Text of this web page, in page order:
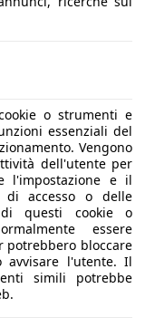
o strumenti e
essenziali del
Vengono
dell'utente per
l'impostazione e il
di accesso o delle
di questi cookie o
essere
potrebbero bloccare
l'utente. Il
simili potrebbe